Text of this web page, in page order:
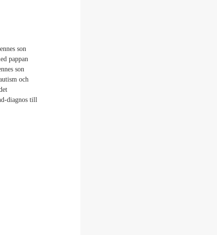
son
pappan
son
och
diagnos till